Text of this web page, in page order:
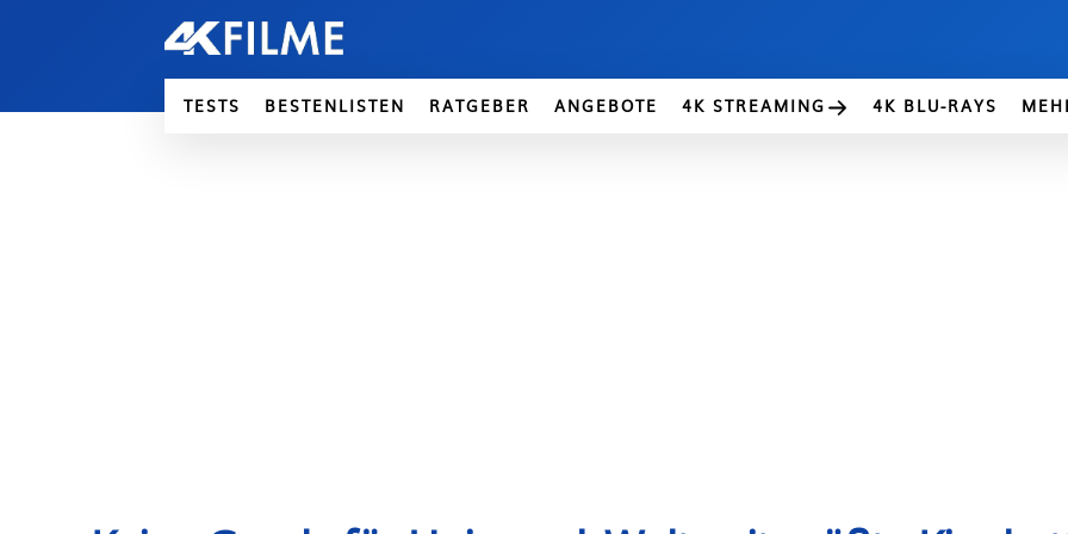
TESTS BESTENLISTEN RATGEBER ANGEBOTE 4K STREAMING 4K BLU-RAYS